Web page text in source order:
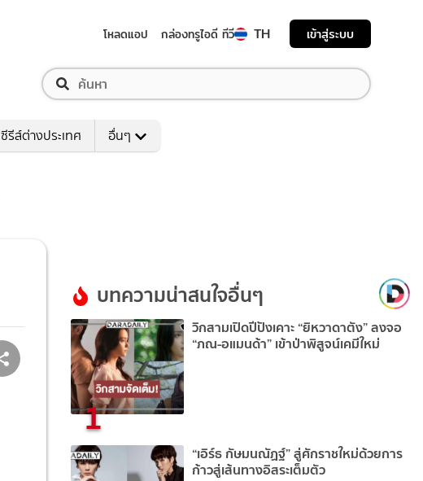
โหลดแอป กล่องทรูไอดี ทีวี TH เข้าสู่ระบบ
ซีรีส์ต่างประเทศ อื่นๆ
บทความน่าสนใจอื่นๆ
1
วิกสามเปิดปีปังเคาะ “ยิหวาดาตัง” ลงจอ
“ภณ-อแมนด้า” เข้าป่าพิสูจน์เคมีใหม่
“เอิร์ธ กัษมนณัฏฐ์” สู่ศักราชใหม่ด้วยการ
ก้าวสู่เส้นทางอิสระเต็มตัว